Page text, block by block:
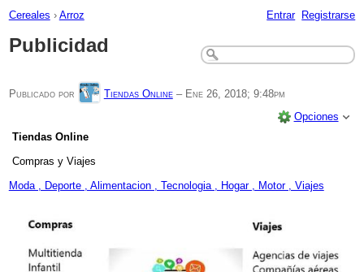
Cereales › Arroz Entrar Registrarse
Publicidad
Publicado por Tiendas Online– Ene 26, 2018; 9:48pm
Opciones
Tiendas Online
Compras y Viajes
Moda , Deporte , Alimentacion , Tecnologia , Hogar , Motor , Viajes